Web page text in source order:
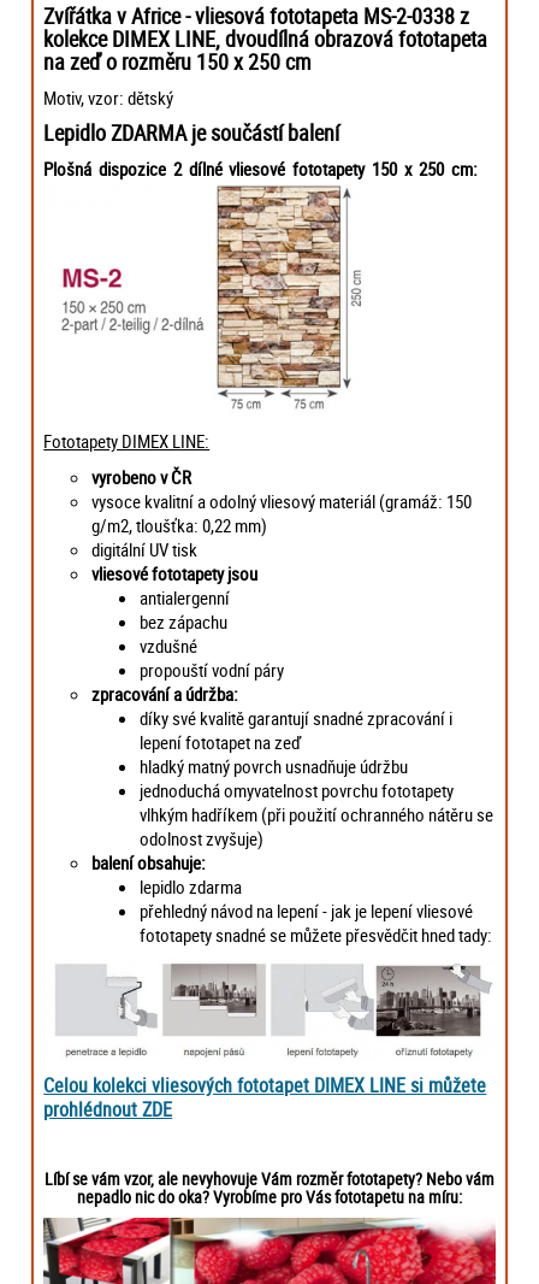
Zvířátka v Africe - vliesová fototapeta MS-2-0338 z
kolekce DIMEX LINE, dvoudílná obrazová fototapeta
na zeď o rozměru 150 x 250 cm
Motiv, vzor: dětský
Lepidlo ZDARMA je součástí balení
Plošná dispozice 2 dílné vliesové fototapety 150 x 250 cm:
Fototapety DIMEX LINE:
vyrobeno v ČR
vysoce kvalitní a odolný vliesový materiál (gramáž: 150
g/m2, tloušťka: 0,22 mm)
digitální UV tisk
vliesové fototapety jsou
antialergenní
bez zápachu
vzdušné
propouští vodní páry
zpracování a údržba:
díky své kvalitě garantují snadné zpracování i
lepení fototapet na zeď
hladký matný povrch usnadňuje údržbu
jednoduchá omyvatelnost povrchu fototapety
vlhkým hadříkem (při použití ochranného nátěru se
odolnost zvyšuje)
balení obsahuje:
lepidlo zdarma
přehledný návod na lepení - jak je lepení vliesové
fototapety snadné se můžete přesvědčit hned tady:
Celou kolekci vliesových fototapet DIMEX LINE si můžete
prohlédnout ZDE
Líbí se vám vzor, ale nevyhovuje Vám rozměr fototapety? Nebo vám
nepadlo nic do oka? Vyrobíme pro Vás fototapetu na míru: